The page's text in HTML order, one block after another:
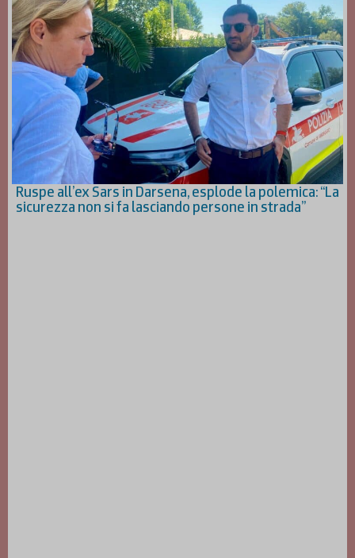
Ruspe all’ex Sars in Darsena, esplode la polemica: “La
sicurezza non si fa lasciando persone in strada”